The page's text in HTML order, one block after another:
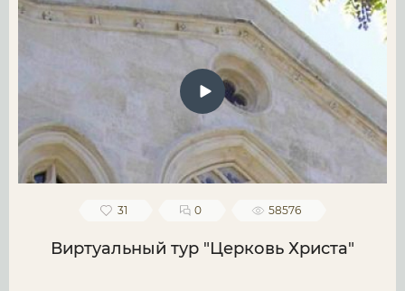
31 0 58576
Виртуальный тур "Церковь Христа"